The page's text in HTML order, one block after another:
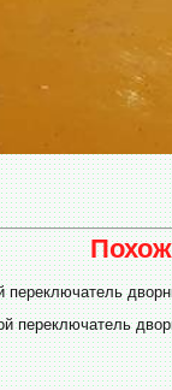
переключатель
переключатель